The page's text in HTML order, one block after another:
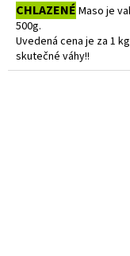
CHLAZENÉ Maso je
500g.
Uvedená cena je za 1
skutečné váhy!!
Do košíku vkládejte